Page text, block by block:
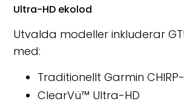
Ultra-HD ekolod
Utvalda modeller inkluderar
med:
Traditionellt Garmin
ClearVü™ Ultra-HD